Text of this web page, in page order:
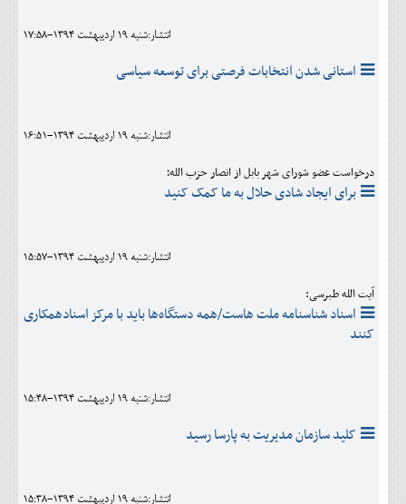
انتشار:شنبه 19 ارديبهشت 1394-17:58
استانی شدن انتخابات فرصتی برای توسعه سیاسی
انتشار:شنبه 19 ارديبهشت 1394-16:51
درخواست عضو شورای شهر بابل از انصار حزب الله؛
برای ایجاد شادی حلال به ما کمک کنید
انتشار:شنبه 19 ارديبهشت 1394-15:57
آیت الله طبرسی:
اسناد شناسنامه ملت هاست/همه دستگاه‌ها باید با مرکز اسنادهمکاری
کنند
انتشار:شنبه 19 ارديبهشت 1394-15:48
کلید سازمان مدیریت به پارسا رسید
انتشار:شنبه 19 ارديبهشت 1394-15:38